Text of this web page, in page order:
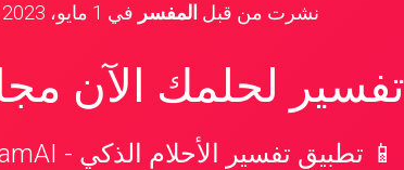
نشرت من قبل المفسر في 1 مايو، 2023
لحلمك الآن
📱 تطبيق تفسير الأحلام الذكي - DreamAI 🚀